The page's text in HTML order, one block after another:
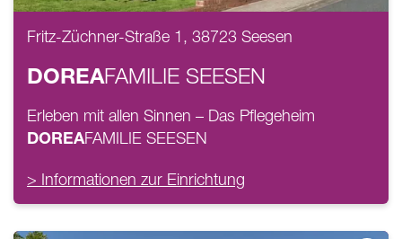
Fritz-Züchner-Straße 1, 38723 Seesen
DOREAFAMILIE SEESEN
Erleben mit allen Sinnen – Das Pflegeheim
DOREAFAMILIE SEESEN
> Informationen zur Einrichtung